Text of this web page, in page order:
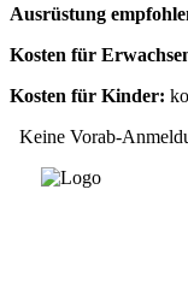
Ausrüstung
Kosten für
Kosten für Kinder:
Keine Vorab-